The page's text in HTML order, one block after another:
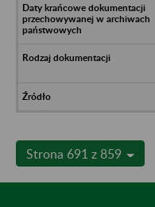
Strona 691 z 859